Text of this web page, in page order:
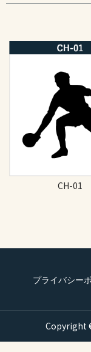
CH-01
プライバシー
Copyright